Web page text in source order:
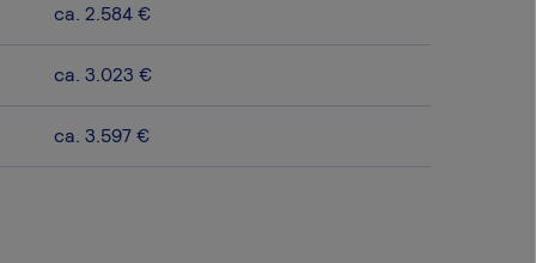
ca. 2.584 €
ca. 3.023 €
ca. 3.597 €